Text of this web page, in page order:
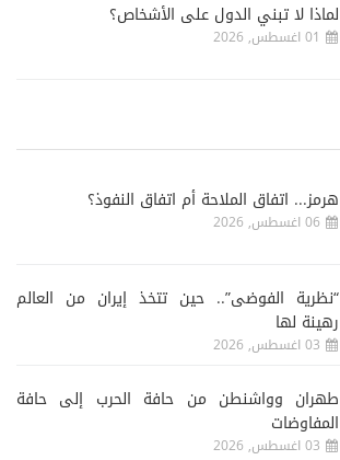
لماذا لا تبني الدول على الأشخاص؟
01 اغسطس, 2026
هرمز... اتفاق الملاحة أم اتفاق النفوذ؟
06 اغسطس, 2026
“نظرية الفوضى”.. حين تتخذ إيران من العالم
رهينة لها
03 اغسطس, 2026
طهران وواشنطن من حافة الحرب إلى حافة
المفاوضات
03 اغسطس, 2026